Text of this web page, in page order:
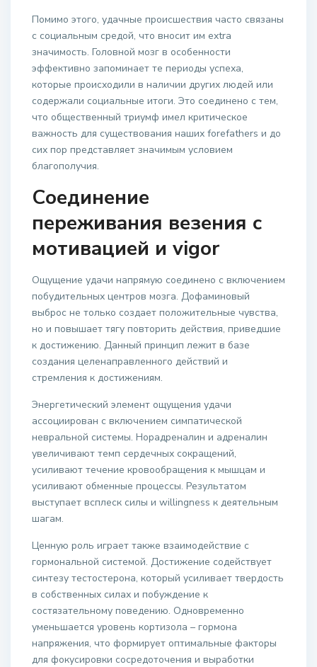
Помимо этого, удачные происшествия часто связаны
с социальным средой, что вносит им extra
значимость. Головной мозг в особенности
эффективно запоминает те периоды успеха,
которые происходили в наличии других людей или
содержали социальные итоги. Это соединено с тем,
что общественный триумф имел критическое
важность для существования наших forefathers и до
сих пор представляет значимым условием
благополучия.
Соединение
переживания везения с
мотивацией и vigor
Ощущение удачи напрямую соединено с включением
побудительных центров мозга. Дофаминовый
выброс не только создает положительные чувства,
но и повышает тягу повторить действия, приведшие
к достижению. Данный принцип лежит в базе
создания целенаправленного действий и
стремления к достижениям.
Энергетический элемент ощущения удачи
ассоциирован с включением симпатической
невральной системы. Норадреналин и адреналин
увеличивают темп сердечных сокращений,
усиливают течение кровообращения к мышцам и
усиливают обменные процессы. Результатом
выступает всплеск силы и willingness к деятельным
шагам.
Ценную роль играет также взаимодействие с
гормональной системой. Достижение содействует
синтезу тестостерона, который усиливает твердость
в собственных силах и побуждение к
состязательному поведению. Одновременно
уменьшается уровень кортизола – гормона
напряжения, что формирует оптимальные факторы
для фокусировки сосредоточения и выработки